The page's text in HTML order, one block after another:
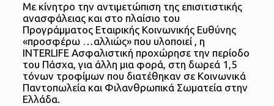
Mε κίνητρο την αντιμετώπιση της επισιτιστικής
ανασφάλειας και στο πλαίσιο του
Προγράμματος Εταιρικής Κοινωνικής Ευθύνης
«προσφέρω …αλλιώς» που υλοποιεί , η
INTERLIFE Ασφαλιστική προχώρησε την περίοδο
του Πάσχα, για άλλη μια φορά, στη δωρεά 1,5
τόνων τροφίμων που διατέθηκαν σε Κοινωνικά
Παντοπωλεία και Φιλανθρωπικά Σωματεία στην
Ελλάδα.